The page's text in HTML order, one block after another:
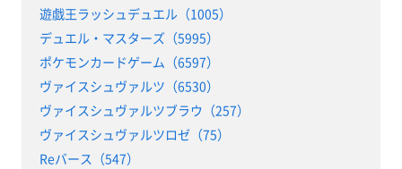
遊戯王ラッシュデュエル（1005）
デュエル・マスターズ（5995）
ポケモンカードゲーム（6597）
ヴァイスシュヴァルツ（6530）
ヴァイスシュヴァルツブラウ（257）
ヴァイスシュヴァルツロゼ（75）
Reバース（547）